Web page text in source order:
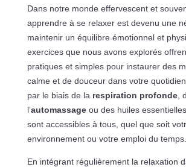
Dans notre monde effervescent et
apprendre à se relaxer est devenu une
maintenir un équilibre émotionnel et
exercices que nous avons explorés
pratiques et simples pour instaurer des
calme et de douceur dans votre
par le biais de la respiration profonde,
l’automassageou des huiles
sont accessibles à tous, quel que soit
environnement ou votre emploi du temps.
En intégrant régulièrement la relaxation